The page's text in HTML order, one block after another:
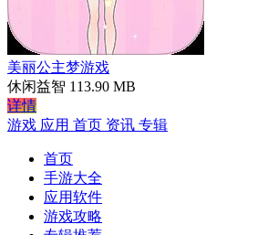
美丽公主梦游戏
休闲益智 113.90 MB
详情
游戏 应用 首页 资讯 专辑
首页
手游大全
应用软件
游戏攻略